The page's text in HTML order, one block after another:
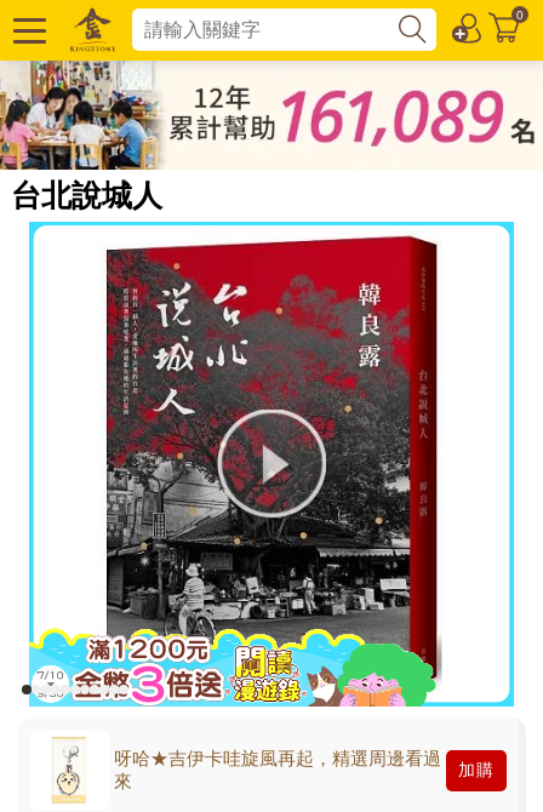
0
台北說城人
呀哈★吉伊卡哇旋風再起，精選周邊看過
來
加購